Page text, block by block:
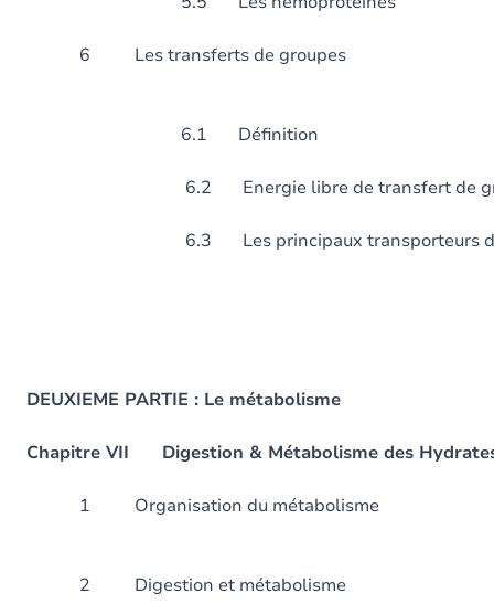
6 Les transferts de
6.1 Définition
6.2 Energie libre de transfert de
6.3 Les principaux transporteurs de
DEUXIEME PARTIE : Le métabolisme
Chapitre VII Digestion & Métabolisme des
1 Organisation du
2 Digestion et